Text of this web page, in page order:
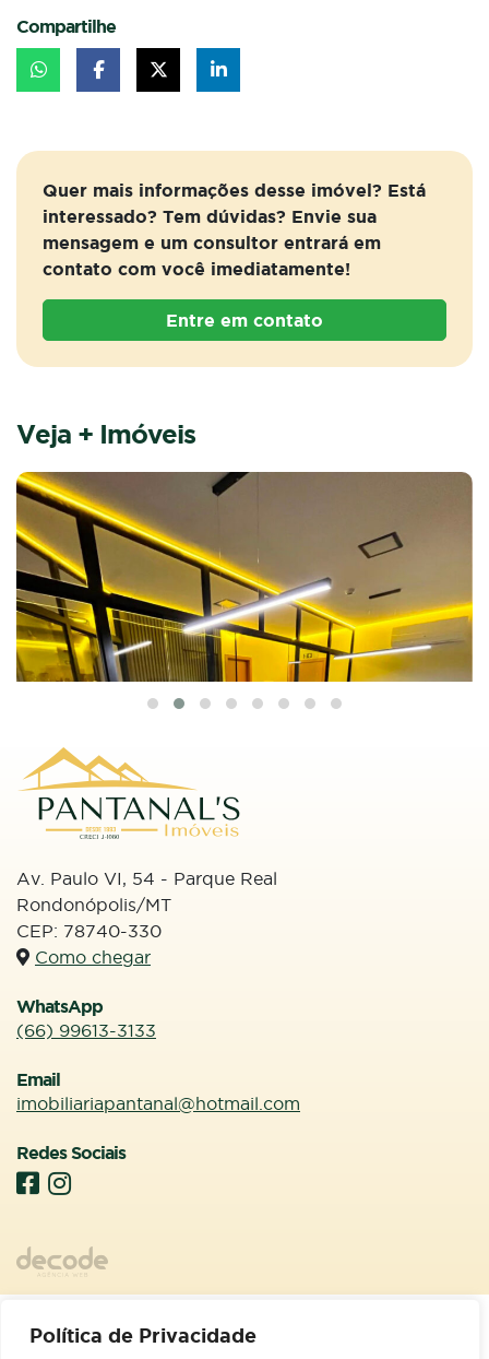
Política de Privacidade
Compartilhe
Quer mais informações desse imóvel? Está
interessado? Tem dúvidas? Envie sua
mensagem e um consultor entrará em
contato com você imediatamente!
Entre em contato
Veja + Imóveis
Sala comercial toda mobiliada para escritório disponível
VENDA:R$ 650.000,00
Av. Paulo VI, 54 - Parque Real
Rondonópolis/MT
CEP: 78740-330
Como chegar
WhatsApp
(66) 99613-3133
Email
imobiliariapantanal@hotmail.com
Redes Sociais